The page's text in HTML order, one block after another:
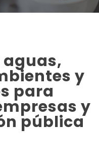
y
para
y
pública